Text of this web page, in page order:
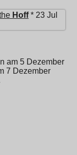
Hoff* 23 Jul
am 5 Dezember
7 Dezember